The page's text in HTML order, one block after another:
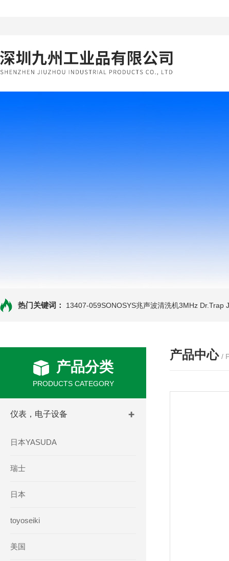
热门关键词： 13407-059SONOSYS兆声波清洗机3MHz Dr.Trap
产品分类
PRODUCTS CATEGORY
仪表，电子设备
日本YASUDA
瑞士
日本
toyoseiki
美国
产品中心 /